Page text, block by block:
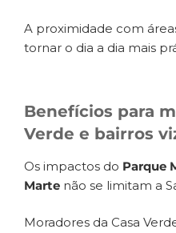
A proximidade com
tornar o dia a dia mais
Benefícios para
Verde e bairros
Os impactos do Parque
Marte não se limitam a
Moradores da Casa